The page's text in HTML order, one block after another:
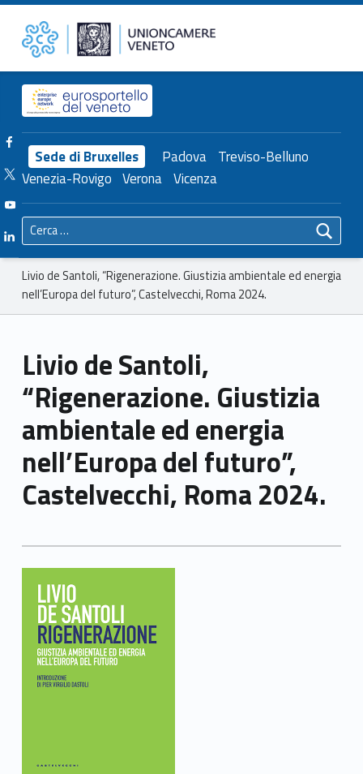
Livio de Santoli, “Rigenerazione. Giustizia ambientale ed energia nell’Europa del futuro”, Castelvecchi, Roma 2024. – Unioncamere del Veneto Unioncamere del Veneto
Header info sidebar
Sede di Bruxelles Padova Treviso-Belluno
Venezia-Rovigo Verona Vicenza
Facebook Unioncamere Veneto
Twitter Unioncamere Veneto
Youtube Unioncamere Veneto
Linkedin Unioncamere Veneto
Ricerca per:
Breadcrumbs navigation
Livio de Santoli, “Rigenerazione. Giustizia ambientale ed energia
nell’Europa del futuro”, Castelvecchi, Roma 2024.
Livio de Santoli,
“Rigenerazione. Giustizia
ambientale ed energia
nell’Europa del futuro”,
Castelvecchi, Roma 2024.